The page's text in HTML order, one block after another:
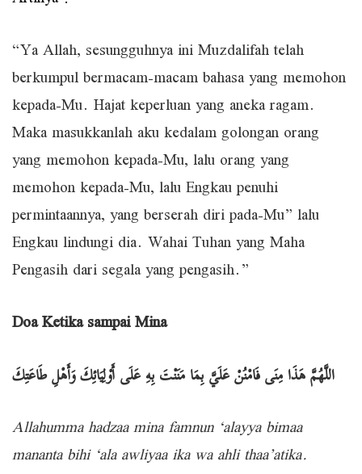
“Ya Allah, sesungguhnya ini Muzdalifah telah
berkumpul bermacam-macam bahasa yang memohon
kepada-Mu. Hajat keperluan yang aneka ragam.
Maka masukkanlah aku kedalam golongan orang
yang memohon kepada-Mu, lalu orang yang
memohon kepada-Mu, lalu Engkau penuhi
permintaannya, yang berserah diri pada-Mu” lalu
Engkau lindungi dia. Wahai Tuhan yang Maha
Pengasih dari segala yang pengasih.”
Doa Ketika sampai Mina
اللَّهُمَّ هَذَا مِنَى فَامْنُنْ عَلَيَّ بِمَا مَنَنْتَ بِهِ عَلَى أَوْلِيَائِكَ وَأَهْلِ طَاعَتِكَ
Allahumma hadzaa mina famnun ‘alayya bimaa
mananta bihi ‘ala awliyaa ika wa ahli thaa’atika.